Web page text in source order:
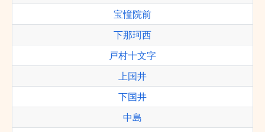
宝憧院前
下那珂西
戸村十文字
上国井
下国井
中島